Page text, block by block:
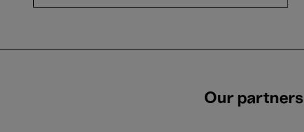
Our partners